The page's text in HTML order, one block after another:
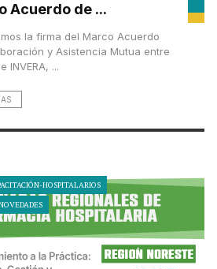
Acuerdo de ...
la firma del Marco Acuerdo
y Asistencia Mutua entre
INVERA, ...
HOSPITALARIOS